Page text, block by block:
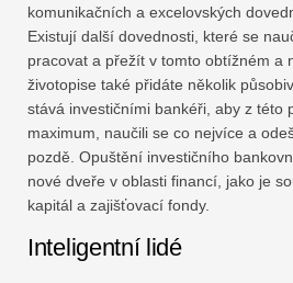
komunikačních a excelovských
Existují další dovednosti, které se
pracovat a přežít v tomto obtížném a
životopise také přidáte několik
stává investičními bankéři, aby z této
maximum, naučili se co nejvíce a
pozdě. Opuštění investičního
nové dveře v oblasti financí, jako je
kapitál a zajišťovací fondy.
Inteligentní lidé